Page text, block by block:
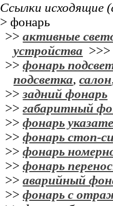
Ссылки исходящие
> фонарь
>>активные
устройства
>>фонарь
подсветка,салон
>>задний фонарь
>>габаритный
>>фонарь
>>фонарь стоп-
>>фонарь
>>фонарь
>>аварийный
>>фонарь с